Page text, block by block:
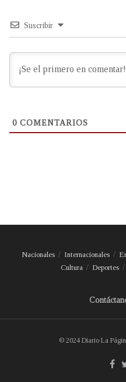
Suscribir
0 COMENTARIOS
Nacionales Internacionales
Cultura
Deportes
© 2024 Diario La